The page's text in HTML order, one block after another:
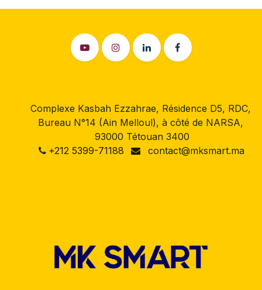
Complexe Kasbah Ezzahrae, Résidence D5, RDC,
Bureau N°14 (Ain Melloul), à côté de NARSA,
93000 Tétouan 3400
+212 5399-71188
contact@mksmart.ma